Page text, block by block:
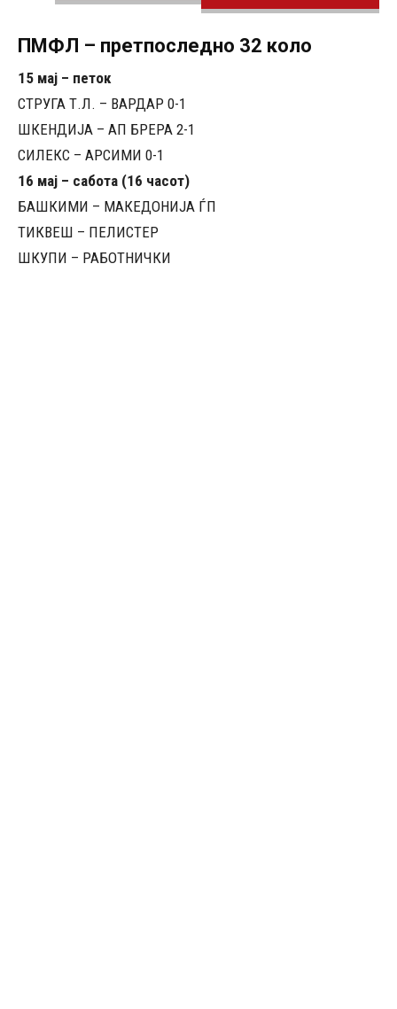
ПМФЛ – претпоследно 32 коло
15 мај – петок
СТРУГА Т.Л. – ВАРДАР 0-1
ШКЕНДИЈА – АП БРЕРА 2-1
СИЛЕКС – АРСИМИ 0-1
16 мај – сабота (16 часот)
БАШКИМИ – МАКЕДОНИЈА ЃП
ТИКВЕШ – ПЕЛИСТЕР
ШКУПИ – РАБОТНИЧКИ